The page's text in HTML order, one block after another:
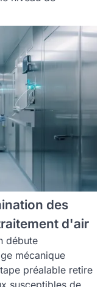
des
d'air
débute
mécanique
préalable retire